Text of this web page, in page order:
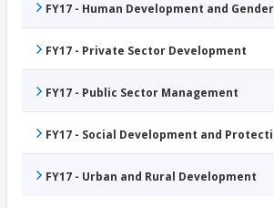
FY17 - Human Development and Gender
FY17 - Private Sector Development
FY17 - Public Sector Management
FY17 - Social Development and
FY17 - Urban and Rural Development